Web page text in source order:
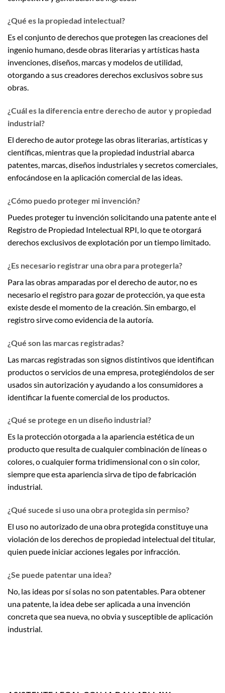
¿Qué es la propiedad intelectual?
Es el conjunto de derechos que protegen las creaciones del
ingenio humano, desde obras literarias y artísticas hasta
invenciones, diseños, marcas y modelos de utilidad,
otorgando a sus creadores derechos exclusivos sobre sus
obras.
¿Cuál es la diferencia entre derecho de autor y propiedad
industrial?
El derecho de autor protege las obras literarias, artísticas y
científicas, mientras que la propiedad industrial abarca
patentes, marcas, diseños industriales y secretos comerciales,
enfocándose en la aplicación comercial de las ideas.
¿Cómo puedo proteger mi invención?
Puedes proteger tu invención solicitando una patente ante el
Registro de Propiedad Intelectual RPI, lo que te otorgará
derechos exclusivos de explotación por un tiempo limitado.
¿Es necesario registrar una obra para protegerla?
Para las obras amparadas por el derecho de autor, no es
necesario el registro para gozar de protección, ya que esta
existe desde el momento de la creación. Sin embargo, el
registro sirve como evidencia de la autoría.
¿Qué son las marcas registradas?
Las marcas registradas son signos distintivos que identifican
productos o servicios de una empresa, protegiéndolos de ser
usados sin autorización y ayudando a los consumidores a
identificar la fuente comercial de los productos.
¿Qué se protege en un diseño industrial?
Es la protección otorgada a la apariencia estética de un
producto que resulta de cualquier combinación de líneas o
colores, o cualquier forma tridimensional con o sin color,
siempre que esta apariencia sirva de tipo de fabricación
industrial.
¿Qué sucede si uso una obra protegida sin permiso?
El uso no autorizado de una obra protegida constituye una
violación de los derechos de propiedad intelectual del titular,
quien puede iniciar acciones legales por infracción.
¿Se puede patentar una idea?
No, las ideas por sí solas no son patentables. Para obtener
una patente, la idea debe ser aplicada a una invención
concreta que sea nueva, no obvia y susceptible de aplicación
industrial.